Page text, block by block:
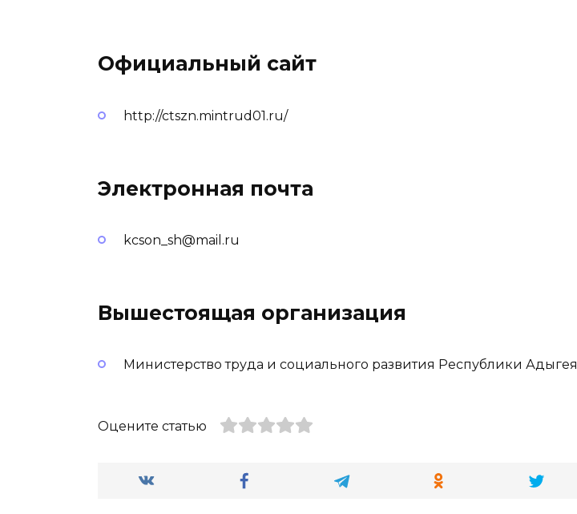
Официальный сайт
http://ctszn.mintrud01.ru/
Электронная почта
kcson_sh@mail.ru
Вышестоящая организация
Министерство труда и социального развития Республики Адыгея
Оцените статью